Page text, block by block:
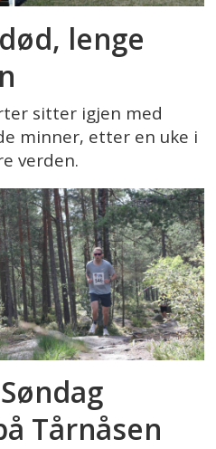
lenge
sitter igjen med
minner, etter en uke i
verden.
Tårnåsen